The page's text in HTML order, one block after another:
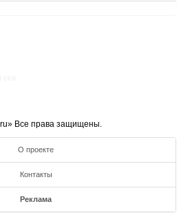
Все права защищены.
О проекте
Контакты
Реклама